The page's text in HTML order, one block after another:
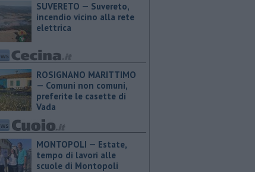
SUVERETO — Suvereto,
incendio vicino alla rete
elettrica
ROSIGNANO MARITTIMO
— Comuni non comuni,
preferite le casette di
Vada
MONTOPOLI — Estate,
tempo di lavori alle
scuole di Montopoli